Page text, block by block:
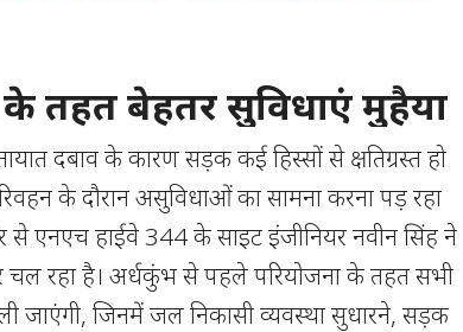
तहत बेहतर सुविधाएं मुहैया
दबाव के कारण सड़क कई हिस्सों से क्षतिग्रस्त हो
के दौरान असुविधाओं का सामना करना पड़ रहा
से एनएच हाईवे 344 के साइट इंजीनियर नवीन सिंह ने
चल रहा है। अर्धकुंभ से पहले परियोजना के तहत सभी
जाएंगी, जिनमें जल निकासी व्यवस्था सुधारने, सड़क